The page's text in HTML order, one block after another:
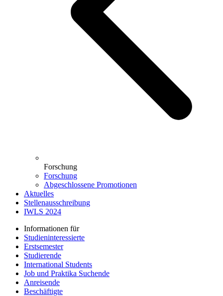
Forschung
Forschung
Abgeschlossene Promotionen
Aktuelles
Stellenausschreibung
IWLS 2024
Informationen für
Studieninteressierte
Erstsemester
Studierende
International Students
Job und Praktika Suchende
Anreisende
Beschäftigte